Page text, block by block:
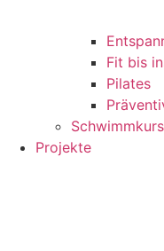
Fit bis
Pilates
Projekte